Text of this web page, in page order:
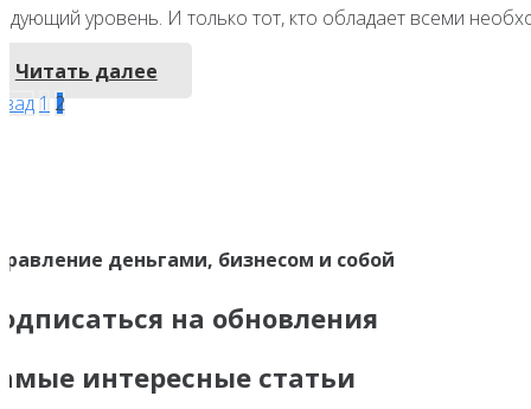
уровень. И только тот, кто обладает всеми
Читать далее
1 2
деньгами, бизнесом и собой
на обновления
интересные статьи